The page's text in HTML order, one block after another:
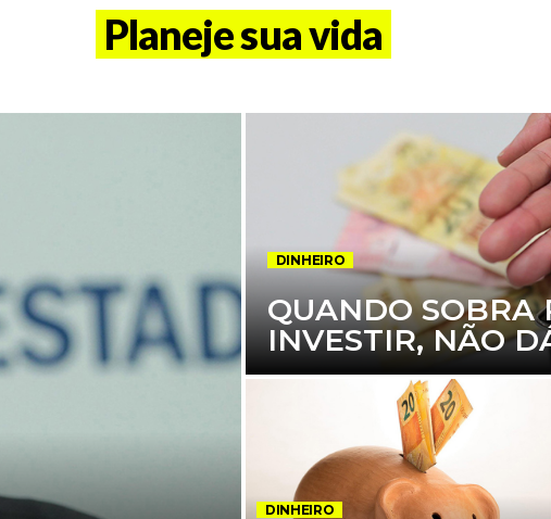
Planeje sua vida
DINHEIRO
QUANDO SOBRA
INVESTIR, NÃO
DINHEIRO